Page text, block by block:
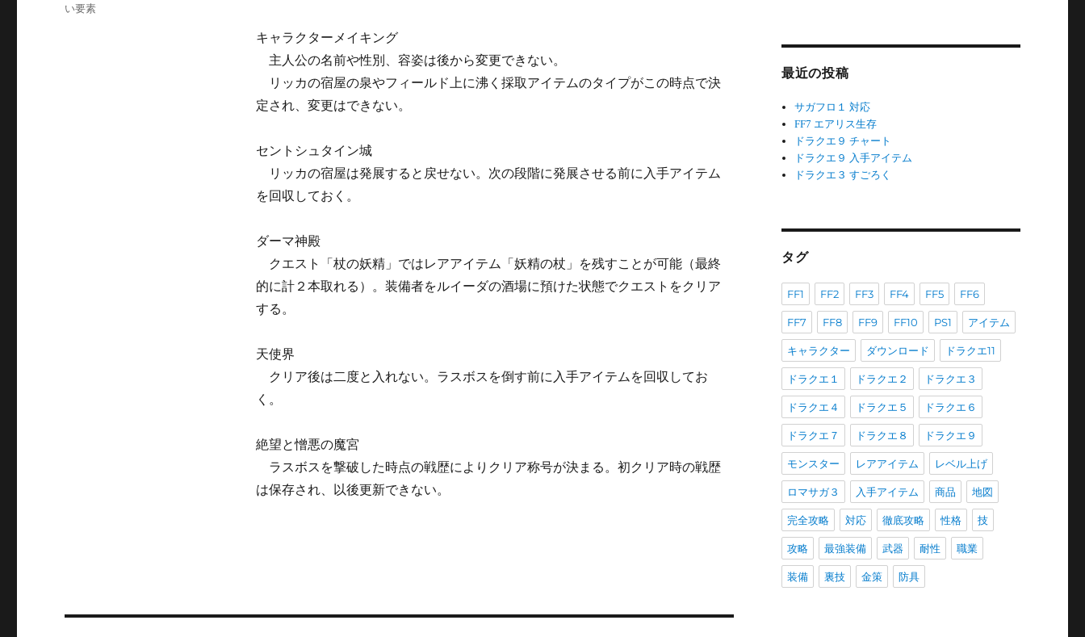
キャラクターメイキング
主人公の名前や性別、容姿は後から変更できない。
リッカの宿屋の泉やフィールド上に沸く採取アイテムのタイプがこの時点で決
定され、変更はできない。
セントシュタイン城
リッカの宿屋は発展すると戻せない。次の段階に発展させる前に入手アイテム
を回収しておく。
ダーマ神殿
クエスト「杖の妖精」ではレアアイテム「妖精の杖」を残すことが可能（最終
的に計２本取れる）。装備者をルイーダの酒場に預けた状態でクエストをクリア
する。
天使界
クリア後は二度と入れない。ラスボスを倒す前に入手アイテムを回収してお
く。
絶望と憎悪の魔宮
ラスボスを撃破した時点の戦歴によりクリア称号が決まる。初クリア時の戦歴
は保存され、以後更新できない。
グ
い要素
最近の投稿
サガフロ１ 対応
FF7 エアリス生存
ドラクエ９ チャート
ドラクエ９ 入手アイテム
ドラクエ３ すごろく
タグ
FF1 FF2 FF3 FF4 FF5 FF6
FF7 FF8 FF9 FF10 PS1 アイテム
キャラクター ダウンロード ドラクエ11
ドラクエ１ ドラクエ２ ドラクエ３
ドラクエ４ ドラクエ５ ドラクエ６
ドラクエ７ ドラクエ８ ドラクエ９
モンスター レアアイテム レベル上げ
ロマサガ３ 入手アイテム 商品 地図
完全攻略 対応 徹底攻略 性格 技
攻略 最強装備 武器 耐性 職業
装備 裏技 金策 防具